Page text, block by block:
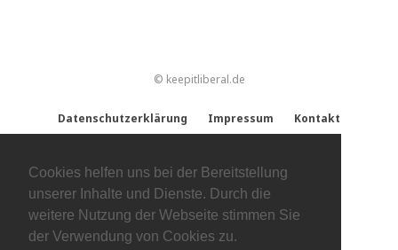
Cookies helfen uns bei der Bereitstellung
unserer Inhalte und Dienste. Durch die
weitere Nutzung der Webseite stimmen Sie
der Verwendung von Cookies zu.
© keepitliberal.de
Datenschutzerklärung Impressum Kontakt